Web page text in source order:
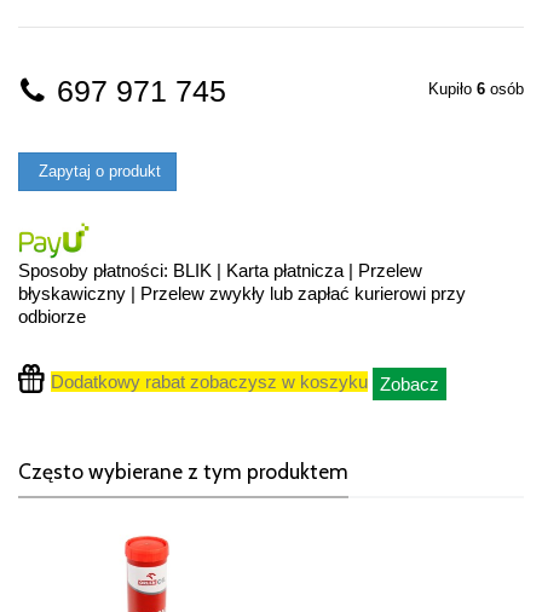
Kupiło 6 osób
697 971 745
Zapytaj o produkt
Sposoby płatności: BLIK | Karta płatnicza | Przelew
błyskawiczny | Przelew zwykły lub zapłać kurierowi przy
odbiorze
Dodatkowy rabat zobaczysz w koszyku Zobacz
Często wybierane z tym produktem